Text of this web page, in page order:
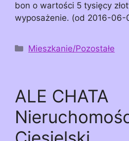
bon o wartości 5 tysięcy
wyposażenie. (od 2016-06-
Kategorie
Mieszkanie/Pozostałe
ALE CHATA